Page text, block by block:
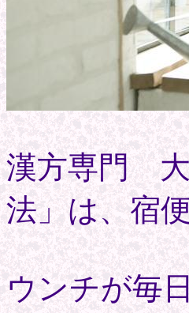
漢方専門
法」は、宿
ウンチが毎